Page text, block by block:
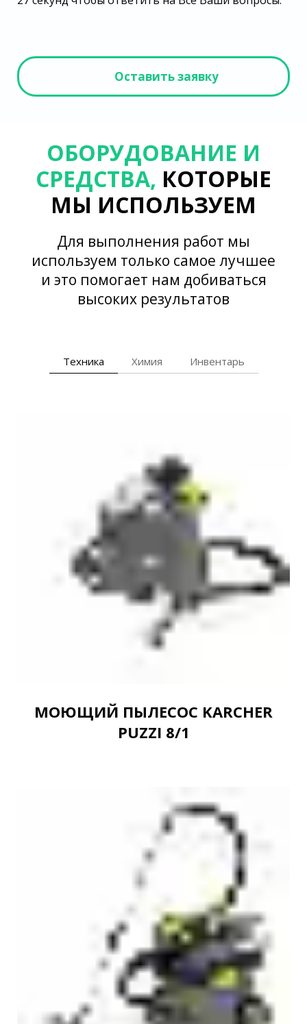
Оставить заявку
ОБОРУДОВАНИЕ И
СРЕДСТВА, КОТОРЫЕ
МЫ ИСПОЛЬЗУЕМ
Для выполнения работ мы
используем только самое лучшее
и это помогает нам добиваться
высоких результатов
Техника Химия Инвентарь
МОЮЩИЙ ПЫЛЕСОС KARCHER
PUZZI 8/1